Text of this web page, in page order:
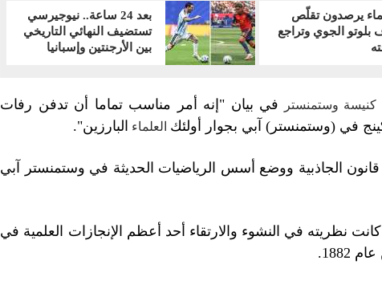
يرصدون تقلّص
بلوتو الجوي وتراجع
بعد 24 ساعة.. نيوجيرسي
تستضيف النهائي التاريخي
بين الأرجنتين وإسبانيا
كنيسة وستمنستر في بيان "إنه أمر مناسب تماما أن تدفن رفات
في (وستمنستر) آبي بجوار أولئك العلماء البارزين".
الجاذبية ووضع أسس الرياضيات الحديثة في وستمنستر آبي
نظريته في النشوء والارتقاء أحد أعظم الإنجازات العلمية في
1882.